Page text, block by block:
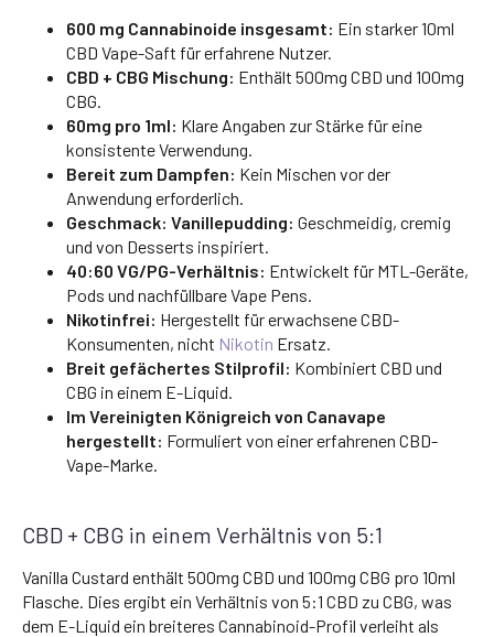
600 mg Cannabinoide insgesamt: Ein starker 10ml
CBD Vape-Saft für erfahrene Nutzer.
CBD + CBG Mischung: Enthält 500mg CBD und 100mg
CBG.
60mg pro 1ml: Klare Angaben zur Stärke für eine
konsistente Verwendung.
Bereit zum Dampfen: Kein Mischen vor der
Anwendung erforderlich.
Geschmack: Vanillepudding: Geschmeidig, cremig
und von Desserts inspiriert.
40:60 VG/PG-Verhältnis: Entwickelt für MTL-Geräte,
Pods und nachfüllbare Vape Pens.
Nikotinfrei: Hergestellt für erwachsene CBD-
Konsumenten, nicht Nikotin Ersatz.
Breit gefächertes Stilprofil: Kombiniert CBD und
CBG in einem E-Liquid.
Im Vereinigten Königreich von Canavape
hergestellt: Formuliert von einer erfahrenen CBD-
Vape-Marke.
CBD + CBG in einem Verhältnis von 5:1
Vanilla Custard enthält 500mg CBD und 100mg CBG pro 10ml
Flasche. Dies ergibt ein Verhältnis von 5:1 CBD zu CBG, was
dem E-Liquid ein breiteres Cannabinoid-Profil verleiht als